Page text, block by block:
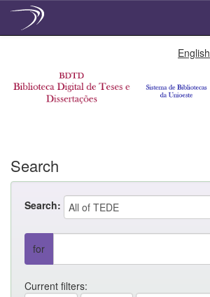
English
Search
Search:
for
Current filters: